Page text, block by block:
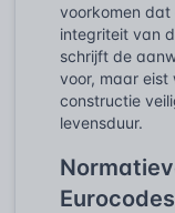
voorkomen dat
integriteit van
schrijft de
voor, maar eist
constructie
levensduur.
Eurocodes